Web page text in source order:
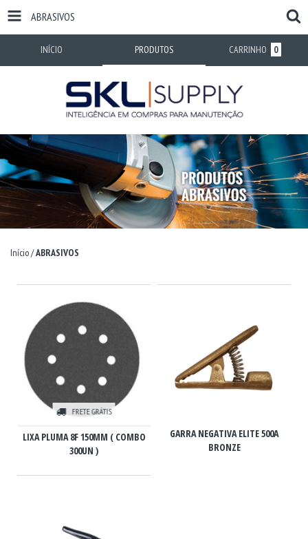
ABRASIVOS
INÍCIO PRODUTOS CARRINHO 0
Início/ABRASIVOS
FRETE GRÁTIS
LIXA PLUMA 8F 150MM ( COMBO
300UN )
GARRA NEGATIVA ELITE 500A
BRONZE